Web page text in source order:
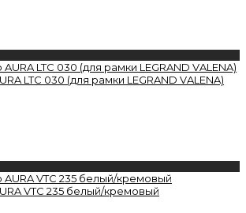
LTC 030 (для рамки LEGRAND VALENA)
VTC 235 белый/кремовый